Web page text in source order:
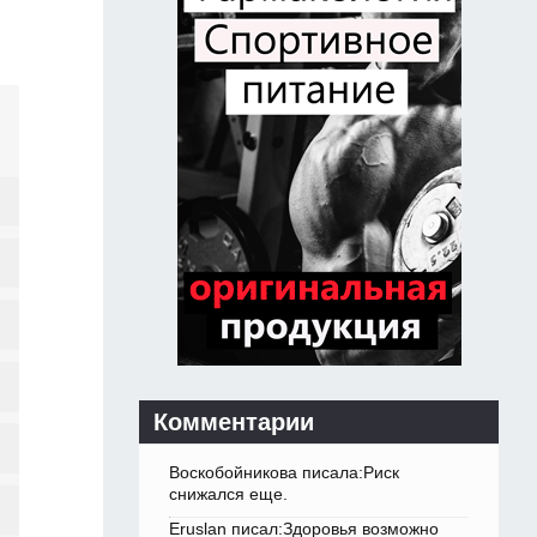
Комментарии
Воскобойникова писала:Риск
снижался еще.
Eruslan писал:Здоровья возможно